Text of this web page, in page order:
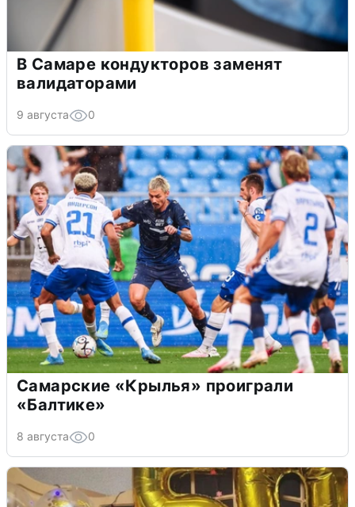
В Самаре кондукторов заменят
валидаторами
9 августа 0
Самарские «Крылья» проиграли
«Балтике»
8 августа 0